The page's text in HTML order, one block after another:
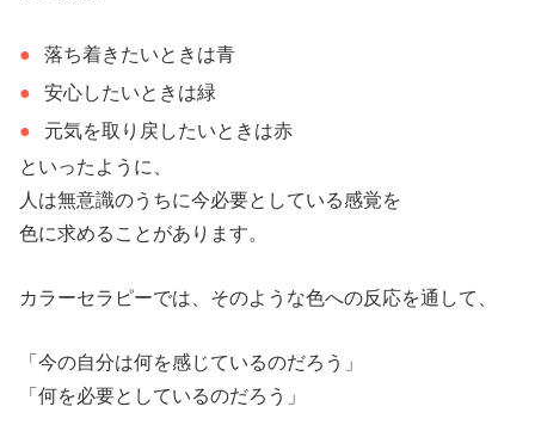
落ち着きたいときは青
安心したいときは緑
元気を取り戻したいときは赤
といったように、
人は無意識のうちに今必要としている感覚を
色に求めることがあります。
カラーセラピーでは、そのような色への反応を通して、
「今の自分は何を感じているのだろう」
「何を必要としているのだろう」